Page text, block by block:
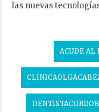
las nuevas
ACUDE AL